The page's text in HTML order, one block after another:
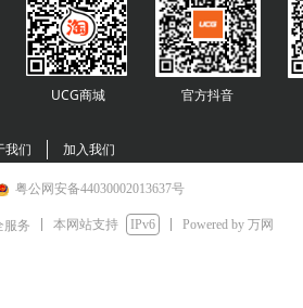
我们 加入我们
UCG商城 官方抖音
粤公网安备44030002013637号
服务 本网站支持 IPv6 Powered by 万网